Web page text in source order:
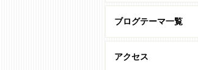
ブログテーマ一覧
アクセス